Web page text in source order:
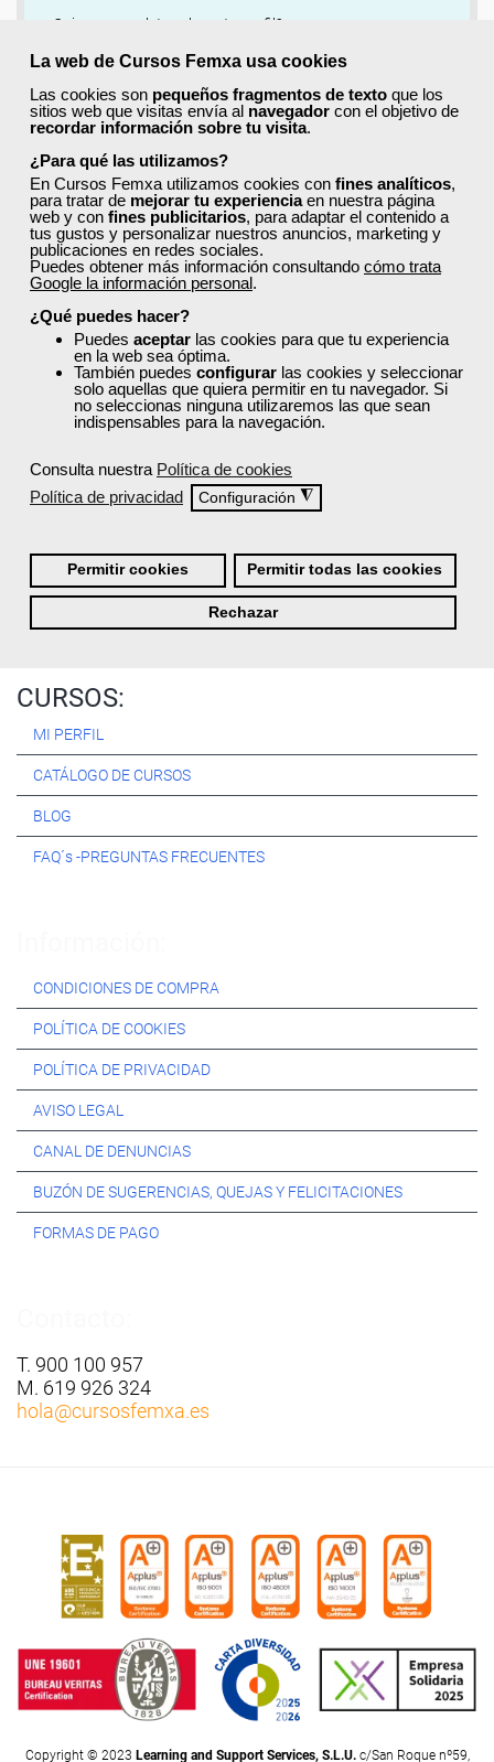
La web de Cursos Femxa usa cookies
Las cookies son pequeños fragmentos de texto que los
sitios web que visitas envía al navegador con el objetivo de
recordar información sobre tu visita.
¿Para qué las utilizamos?
En Cursos Femxa utilizamos cookies con fines analíticos,
para tratar de mejorar tu experienciaen nuestra página
web y con fines publicitarios, para adaptar el contenido a
tus gustos y personalizar nuestros anuncios, marketing y
publicaciones en redes sociales.
Puedes obtener más información consultando cómo trata
Google la información personal.
¿Qué puedes hacer?
Puedes aceptar las cookies para que tu experiencia
en la web sea óptima.
También puedes configurar las cookies y seleccionar
solo aquellas que quiera permitir en tu navegador. Si
no seleccionas ninguna utilizaremos las que sean
indispensables para la navegación.
Consulta nuestra Política de cookies
Política de privacidad
Configuración ◮
Permitir cookies Permitir todas las cookies
Rechazar
¿Quieres completar ahora tu perfil?
Si
No, completaré mi perfil más adelante
Newsletter
Si, quiero recibir información sobre cursos, ofertas
exclusivas y recursos para el aprendizaje.
Términos y condiciones
He leído y acepto la Política de Privacidad
Registrarse
Quiénes Somos:
Especialistas en consultoría y formación para el empleo
Nuestro objetivo diario es, única y exclusivamente, ayudarte a
conseguir tus metas profesionales ofreciéndote los mejores
CURSOS:
MI PERFIL
CATÁLOGO DE CURSOS
BLOG
FAQ´s -PREGUNTAS FRECUENTES
CONDICIONES DE COMPRA
POLÍTICA DE COOKIES
POLÍTICA DE PRIVACIDAD
AVISO LEGAL
CANAL DE DENUNCIAS
BUZÓN DE SUGERENCIAS, QUEJAS Y FELICITACIONES
FORMAS DE PAGO
T. 900 100 957
M. 619 926 324
hola@cursosfemxa.es
Copyright © 2023 Learning and Support Services, S.L.U.c/San Roque nº59,